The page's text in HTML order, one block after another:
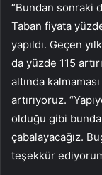
“Bundan sonraki
Taban fiyata
yapıldı. Geçen
da yüzde 115
altında
artırıyoruz.
olduğu gibi
çabalayacağız.
teşekkür